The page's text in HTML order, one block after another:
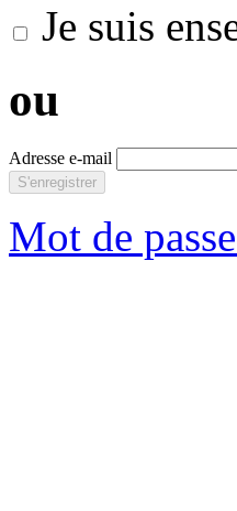
Je suis
ou
Adresse e-mail
S'enregistrer
Mot de